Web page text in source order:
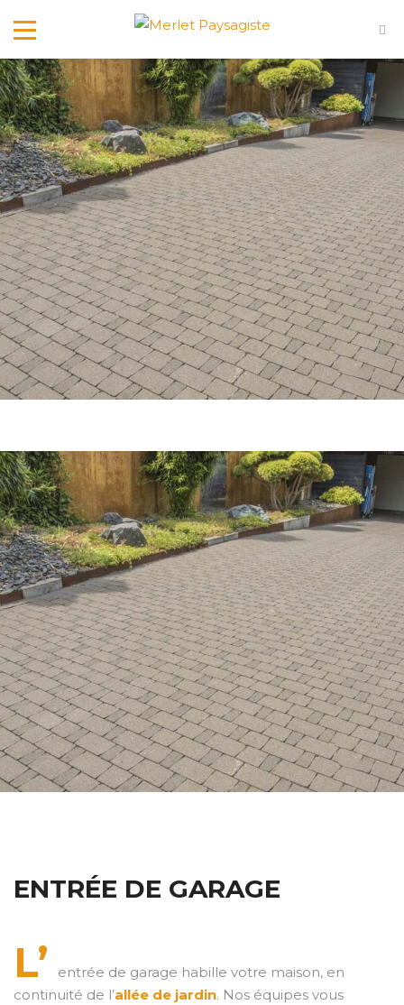
ENTRÉE DE GARAGE
L’
entrée de garage habille votre maison, en
continuité de l’allée de jardin. Nos équipes vous